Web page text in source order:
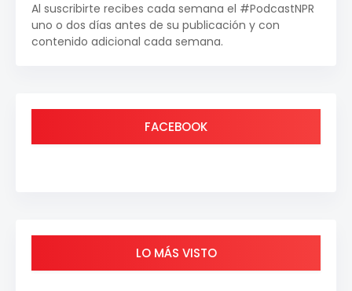
Al suscribirte recibes cada semana el #PodcastNPR
uno o dos días antes de su publicación y con
contenido adicional cada semana.
FACEBOOK
LO MÁS VISTO